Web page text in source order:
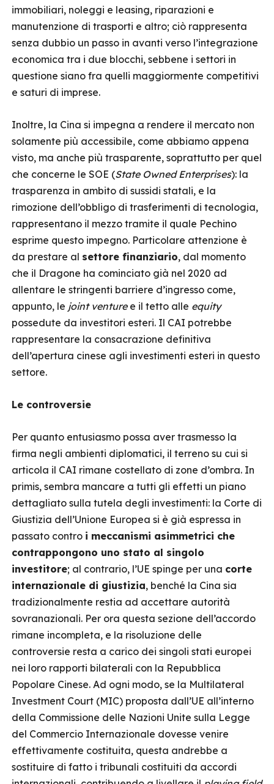
immobiliari, noleggi e leasing, riparazioni e
manutenzione di trasporti e altro; ciò rappresenta
senza dubbio un passo in avanti verso l’integrazione
economica tra i due blocchi, sebbene i settori in
questione siano fra quelli maggiormente competitivi
e saturi di imprese.
Inoltre, la Cina si impegna a rendere il mercato non
solamente più accessibile, come abbiamo appena
visto, ma anche più trasparente, soprattutto per quel
che concerne le SOE (State Owned Enterprises): la
trasparenza in ambito di sussidi statali, e la
rimozione dell’obbligo di trasferimenti di tecnologia,
rappresentano il mezzo tramite il quale Pechino
esprime questo impegno. Particolare attenzione è
da prestare al settore finanziario, dal momento
che il Dragone ha cominciato già nel 2020 ad
allentare le stringenti barriere d’ingresso come,
appunto, le joint venturee il tetto alle equity
possedute da investitori esteri. Il CAI potrebbe
rappresentare la consacrazione definitiva
dell’apertura cinese agli investimenti esteri in questo
settore.
Le controversie
Per quanto entusiasmo possa aver trasmesso la
firma negli ambienti diplomatici, il terreno su cui si
articola il CAI rimane costellato di zone d’ombra. In
primis, sembra mancare a tutti gli effetti un piano
dettagliato sulla tutela degli investimenti: la Corte di
Giustizia dell’Unione Europea si è già espressa in
passato contro i meccanismi asimmetrici che
contrappongono uno stato al singolo
investitore; al contrario, l’UE spinge per una corte
internazionale di giustizia, benché la Cina sia
tradizionalmente restia ad accettare autorità
sovranazionali. Per ora questa sezione dell’accordo
rimane incompleta, e la risoluzione delle
controversie resta a carico dei singoli stati europei
nei loro rapporti bilaterali con la Repubblica
Popolare Cinese. Ad ogni modo, se la Multilateral
Investment Court (MIC) proposta dall’UE all’interno
della Commissione delle Nazioni Unite sulla Legge
del Commercio Internazionale dovesse venire
effettivamente costituita, questa andrebbe a
sostituire di fatto i tribunali costituiti da accordi